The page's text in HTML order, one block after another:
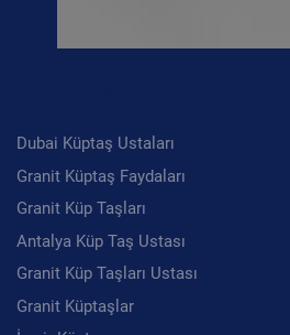
Dubai Küptaş Ustaları
Granit Küptaş Faydaları
Granit Küp Taşları
Antalya Küp Taş Ustası
Granit Küp Taşları Ustası
Granit Küptaşlar